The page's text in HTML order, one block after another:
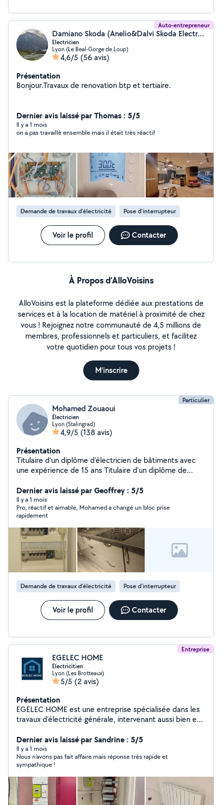
Auto-entrepreneur
Damiano Skoda (Anelio&Dalvi Skoda Electricite)
Electricien
Lyon (Le Beal-Gorge de Loup)
4,6/5 (56 avis)
Présentation
Bonjour.Travaux de renovation btp et tertiaire.
Dernier avis laissé par Thomas : 5/5
Il y a 1 mois
on a pas travaillé ensemble mais il était très réactif
Demande de travaux d’électricité Pose d'interrupteur
Voir le profil Contacter
À Propos d’AlloVoisins
AlloVoisins est la plateforme dédiée aux prestations de
services et à la location de matériel à proximité de chez
vous ! Rejoignez notre communauté de 4,5 millions de
membres, professionnels et particuliers, et facilitez
votre quotidien pour tous vos projets !
M'inscrire
Particulier
Mohamed Zouaoui
Électricien
Lyon (Stalingrad)
4,9/5 (138 avis)
Présentation
Titulaire d'un diplôme d'électricien de bâtiments avec
une expérience de 15 ans Titulaire d'un diplôme de
serrurier (Remplacement des poignées,des
serrures,cylindre ....ect) Devis,conseil et déplacement
gratuit Mon intervention consiste a réparer ou a la mise
en marche des appareils
Dernier avis laissé par Geoffrey : 5/5
Il y a 1 mois
Pro, réactif et aimable, Mohamed a changé un bloc prise
rapidement
Demande de travaux d’électricité Pose d'interrupteur
Voir le profil Contacter
Entreprise
EGELEC HOME
Électricitien
Lyon (Les Brotteaux)
5/5 (2 avis)
Présentation
EGELEC HOME est une entreprise spécialisée dans les
travaux d'électricité générale, intervenant aussi bien en
nos clients dans leurs projets de rénovation
d'appartements, en apportant des solutions fiables,
modernes et conformes aux normes en vigueur.
Dernier avis laissé par Sandrine : 5/5
Il y a 1 mois
Nous n’avons pas fait affaire mais réponse très rapide et
sympathique !